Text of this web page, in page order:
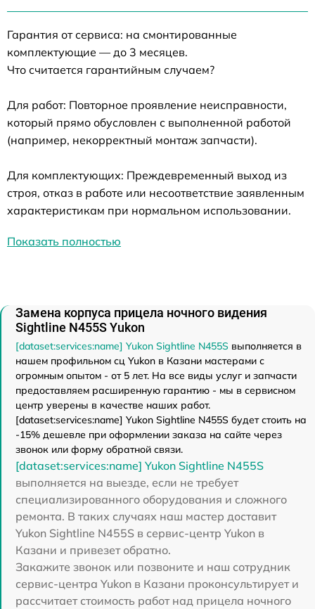
Гарантия от сервиса: на смонтированные
комплектующие — до 3 месяцев.
Что считается гарантийным случаем?
Для работ: Повторное проявление неисправности,
который прямо обусловлен с выполненной работой
(например, некорректный монтаж запчасти).
Для комплектующих: Преждевременный выход из
строя, отказ в работе или несоответствие заявленным
характеристикам при нормальном использовании.
Показать полностью
Замена корпуса прицела ночного видения
Sightline N455S Yukon
[dataset:services:name] Yukon Sightline N455S выполняется в
нашем профильном сц Yukon в Казани мастерами с
огромным опытом - от 5 лет. На все виды услуг и запчасти
предоставляем расширенную гарантию - мы в сервисном
центр уверены в качестве наших работ.
[dataset:services:name] Yukon Sightline N455S будет стоить на
-15% дешевле при оформлении заказа на сайте через
звонок или форму обратной связи.
[dataset:services:name] Yukon Sightline N455S
выполняется на выезде, если не требует
специализированного оборудования и сложного
ремонта. В таких случаях наш мастер доставит
Yukon Sightline N455S в сервис-центр Yukon в
Казани и привезет обратно.
Закажите звонок или позвоните и наш сотрудник
сервис-центра Yukon в Казани проконсультирует и
рассчитает стоимость работ над прицела ночного